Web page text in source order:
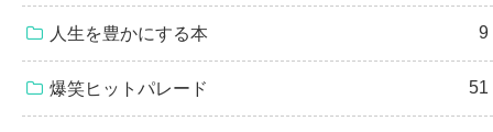
人生を豊かにする本 9
爆笑ヒットパレード 51